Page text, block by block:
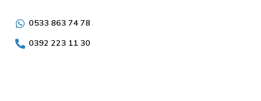
0533 863 74 78
0392 223 11 30